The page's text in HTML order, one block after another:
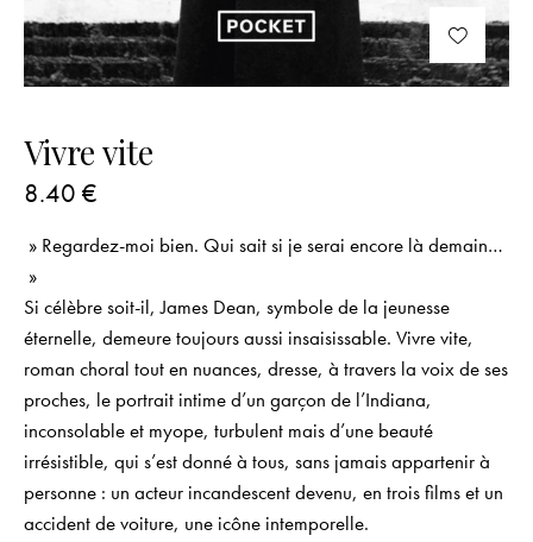
Vivre vite
8.40 €
» Regardez-moi bien. Qui sait si je serai encore là demain…
»
Si célèbre soit-il, James Dean, symbole de la jeunesse
éternelle, demeure toujours aussi insaisissable. Vivre vite,
roman choral tout en nuances, dresse, à travers la voix de ses
proches, le portrait intime d’un garçon de l’Indiana,
inconsolable et myope, turbulent mais d’une beauté
irrésistible, qui s’est donné à tous, sans jamais appartenir à
personne : un acteur incandescent devenu, en trois films et un
accident de voiture, une icône intemporelle.